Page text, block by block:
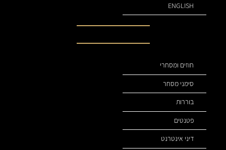
ENGLISH
חוזים ומסחרי
סימני מסחר
בוררות
פטנטים
דיני אינטרנט